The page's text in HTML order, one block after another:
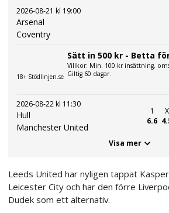
2026-08-21 kl 19:00
Arsenal
Coventry
18+ Stödlinjen.se
Sätt in 500 kr - Betta
Villkor: Min. 100 kr insättning,
Giltig 60 dagar.
2026-08-22 kl 11:30
Hull
Manchester United
1
6.6
X
Visa mer
Leeds United har nyligen tappat
Leicester City och har den förre
Dudek som ett alternativ.